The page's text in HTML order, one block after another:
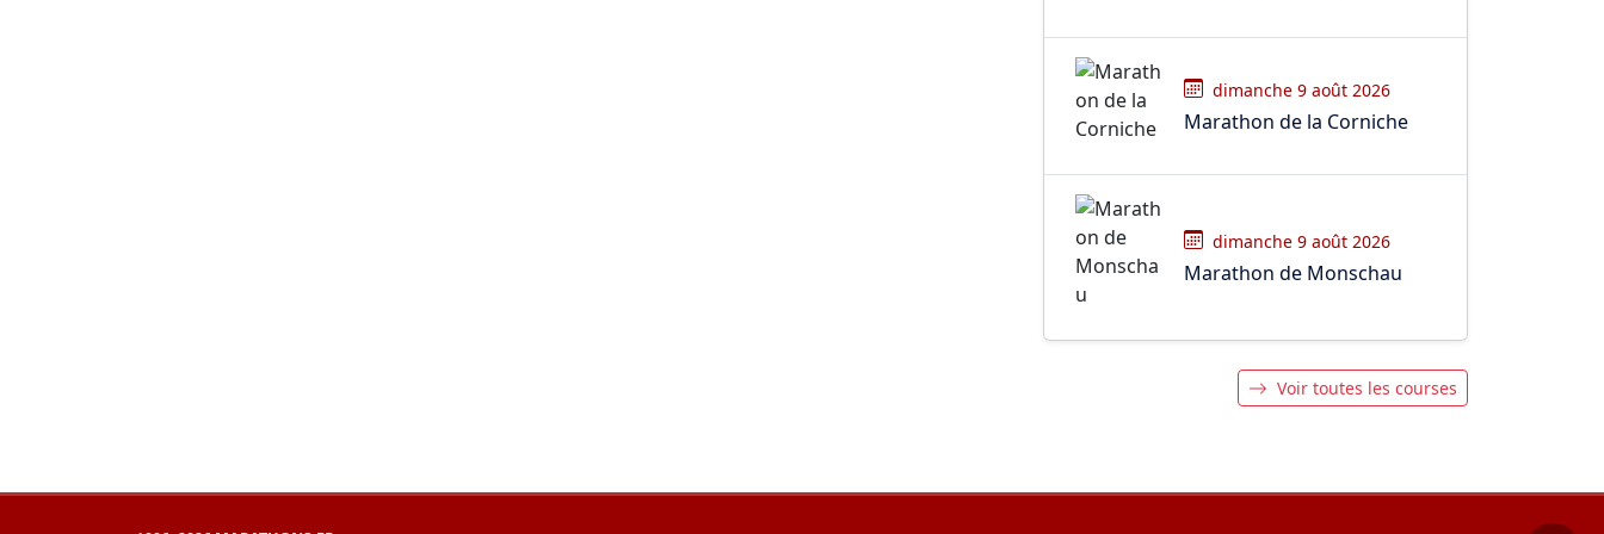
dimanche 9 août 2026
Marathon de la Corniche
dimanche 9 août 2026
Marathon de Monschau
Voir toutes les courses